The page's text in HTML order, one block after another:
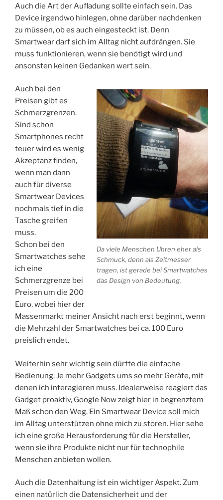
Auch die Art der Aufladung sollte einfach sein. Das
Device irgendwo hinlegen, ohne darüber nachdenken
zu müssen, ob es auch eingesteckt ist. Denn
Smartwear darf sich im Alltag nicht aufdrängen. Sie
muss funktionieren, wenn sie benötigt wird und
ansonsten keinen Gedanken wert sein.
Da viele Menschen Uhren eher als
Schmuck, denn als Zeitmesser
tragen, ist gerade bei Smartwatches
das Design von Bedeutung.
Auch bei den
Preisen gibt es
Schmerzgrenzen.
Sind schon
Smartphones recht
teuer wird es wenig
Akzeptanz finden,
wenn man dann
auch für diverse
Smartwear Devices
nochmals tief in die
Tasche greifen
muss.
Schon bei den
Smartwatches sehe
ich eine
Schmerzgrenze bei
Preisen um die 200
Euro, wobei hier der
Massenmarkt meiner Ansicht nach erst beginnt, wenn
die Mehrzahl der Smartwatches bei ca. 100 Euro
preislich endet.
Weiterhin sehr wichtig sein dürfte die einfache
Bedienung. Je mehr Gadgets ums so mehr Geräte, mit
denen ich interagieren muss. Idealerweise reagiert das
Gadget proaktiv, Google Now zeigt hier in begrenztem
Maß schon den Weg. Ein Smartwear Device soll mich
im Alltag unterstützen ohne mich zu stören. Hier sehe
ich eine große Herausforderung für die Hersteller,
wenn sie ihre Produkte nicht nur für technophile
Menschen anbieten wollen.
Auch die Datenhaltung ist ein wichtiger Aspekt. Zum
einen natürlich die Datensicherheit und der